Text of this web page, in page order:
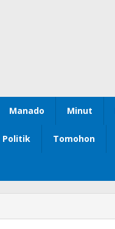
Manado Minut
Politik Tomohon